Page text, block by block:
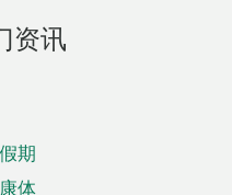
资讯
期
体